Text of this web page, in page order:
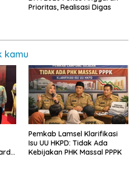
Prioritas, Realisasi Digas
kamu
Pemkab Lamsel Klarifikasi
Isu UU HKPD: Tidak Ada
Kebijakan PHK Massal PPPK